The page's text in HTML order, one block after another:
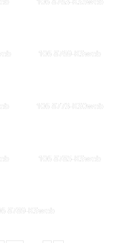
106 8769-KSweb
106 8773-KS0web
106 8785-KSweb
8789-KSweb